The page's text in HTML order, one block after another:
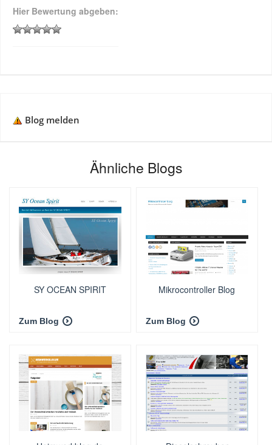
Hier Bewertung abgeben:
Blog melden
Ähnliche Blogs
SY OCEAN SPIRIT
Zum Blog
Mikrocontroller Blog
Zum Blog